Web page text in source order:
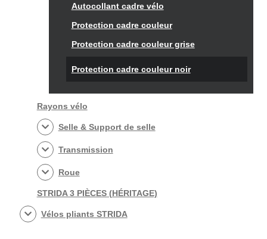
Autocollant cadre vélo
Protection cadre couleur
Protection cadre couleur grise
Protection cadre couleur noir
Rayons vélo
Selle & Support de selle
Transmission
Roue
STRIDA 3 PIÈCES (HÉRITAGE)
Vélos pliants STRIDA